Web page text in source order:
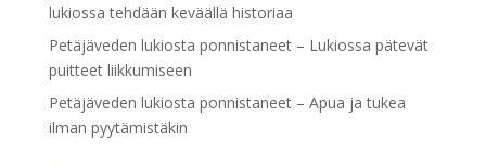
lukiossa tehdään keväällä historiaa
Petäjäveden lukiosta ponnistaneet – Lukiossa pätevät
puitteet liikkumiseen
Petäjäveden lukiosta ponnistaneet – Apua ja tukea
ilman pyytämistäkin